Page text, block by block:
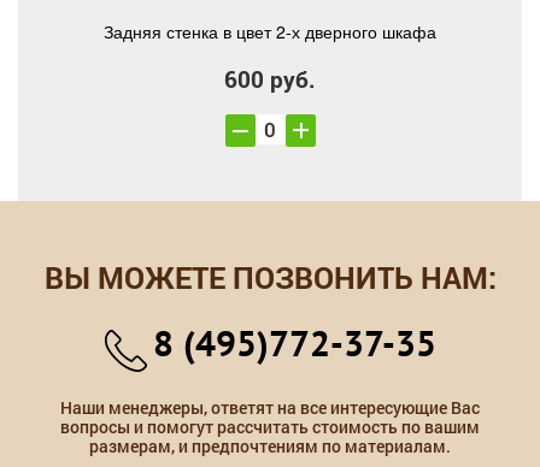
Задняя стенка в цвет 2-х дверного шкафа
600 руб.
ВЫ МОЖЕТЕ ПОЗВОНИТЬ НАМ:
8 (495)772-37-35
Наши менеджеры, ответят на все интересующие Вас
вопросы и помогут рассчитать стоимость по вашим
размерам, и предпочтениям по материалам.